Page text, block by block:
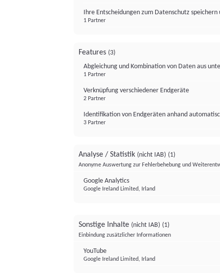
Ihre Entscheidungen zum Datenschutz
1 Partner
Features (3)
Abgleichung und Kombination von Daten aus
1 Partner
Verknüpfung verschiedener Endgeräte
2 Partner
Identifikation von Endgeräten anhand
3 Partner
Analyse / Statistik (nicht IAB) (1)
Anonyme Auswertung zur Fehlerbehebung und
Google Analytics
Google Ireland Limited, Irland
Sonstige Inhalte (nicht IAB) (1)
Einbindung zusätzlicher Informationen
YouTube
Google Ireland Limited, Irland